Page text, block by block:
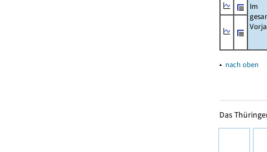
Im
▴ nach oben
Das